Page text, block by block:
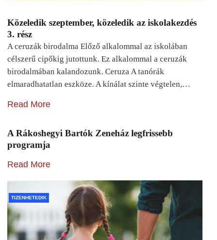
Közeledik szeptember, közeledik az iskolakezdés
3. rész
A ceruzák birodalma Előző alkalommal az iskolában
célszerű cipőkig jutottunk. Ez alkalommal a ceruzák
birodalmában kalandozunk. Ceruza A tanórák
elmaradhatatlan eszköze. A kínálat szinte végtelen,…
Read More
A Rákoshegyi Bartók Zeneház legfrissebb
programja
Read More
TIZENHETEDIK